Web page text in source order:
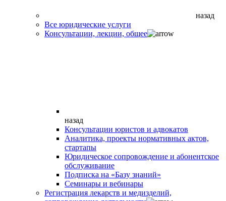
назад
Все юридические услуги
Консультации, лекции, общее
назад
Консультации юристов и адвокатов
Аналитика, проекты нормативных актов,
стартапы
Юридическое сопровождение и абонентское
обслуживание
Подписка на «Базу знаний»
Семинары и вебинары
Регистрация лекарств и медизделий,